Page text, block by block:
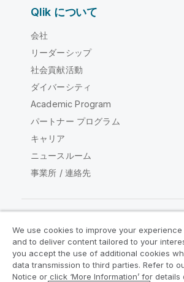
Qlik について
会社
リーダーシップ
社会貢献活動
ダイバーシティ
Academic Program
パートナー プログラム
キャリア
ニュースルーム
事業所 / 連絡先
Qlik コミュニティ
法的契約 製品規約
Legal Policies
We use cookies to improve your
and to deliver content tailored to your
you accept the use of additional cookies
data transmission to third parties. Refer to
Notice or click ‘More Information’ for